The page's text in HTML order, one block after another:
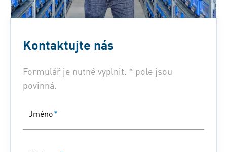
Kontaktujte nás
Formulář je nutné vyplnit. * pole jsou
povinná.
Jméno*